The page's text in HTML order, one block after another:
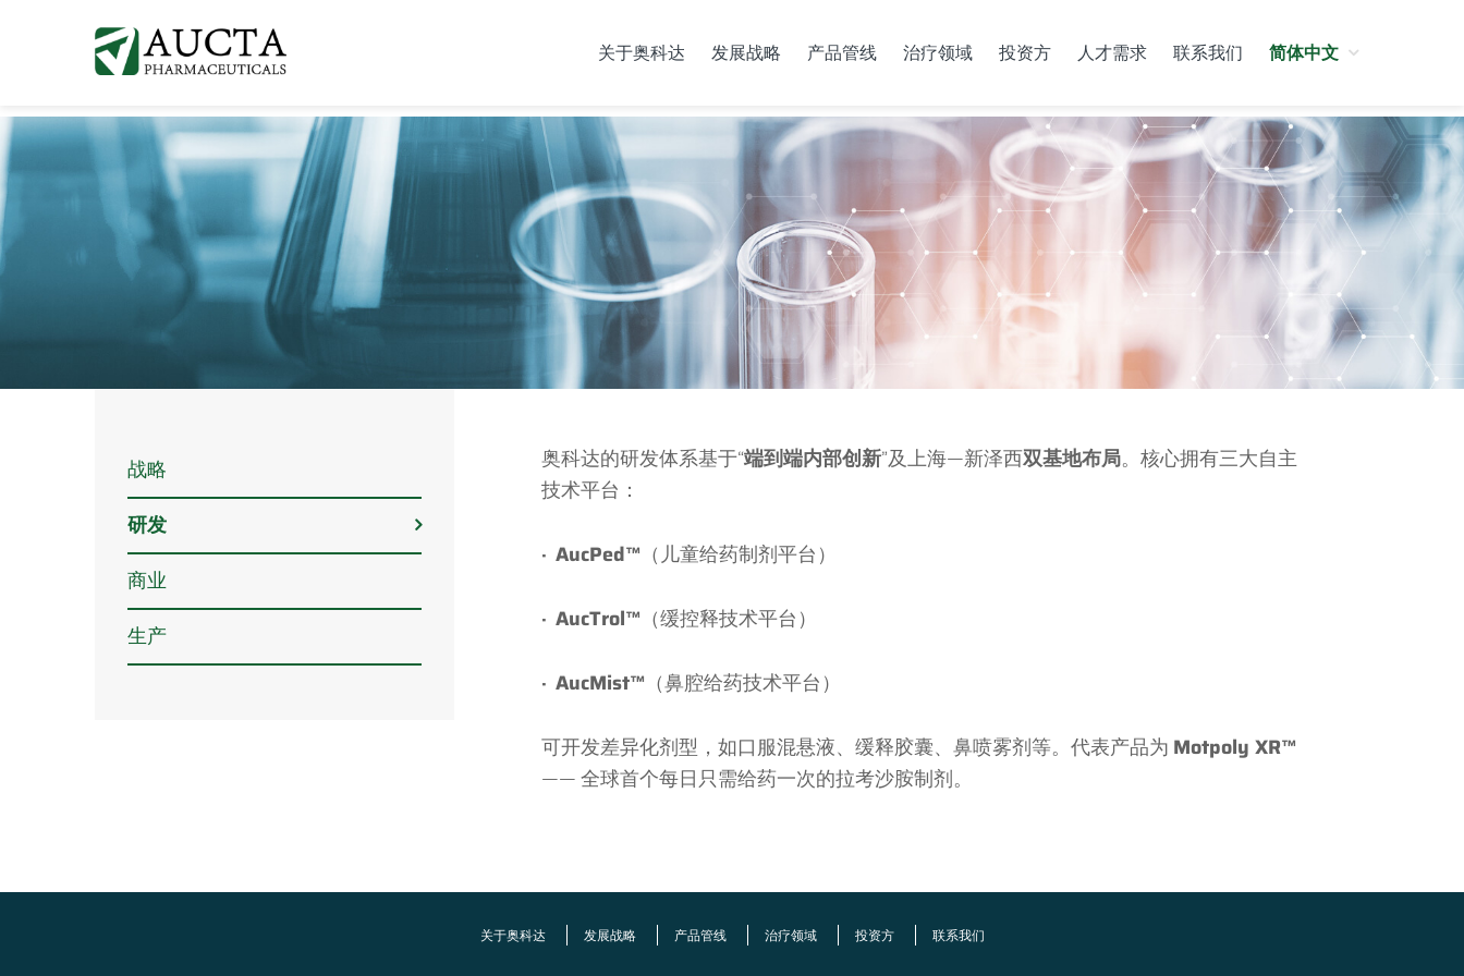
navigation
navigationAUCTA PHARMA
关于奥科达 发展战略 产品管线 治疗领域 投资方 人才需求 联系我们 简体中文
战略
研发
商业
生产
奥科达的研发体系基于“端到端内部创新”及上海—新泽西双基地布局。核心拥有三大自主
技术平台：
· AucPed™ （儿童给药制剂平台）
· AucTrol™ （缓控释技术平台）
· AucMist™ （鼻腔给药技术平台）
可开发差异化剂型，如口服混悬液、缓释胶囊、鼻喷雾剂等。代表产品为 Motpoly XR™
—— 全球首个每日只需给药一次的拉考沙胺制剂。
关于奥科达 发展战略 产品管线 治疗领域 投资方 联系我们